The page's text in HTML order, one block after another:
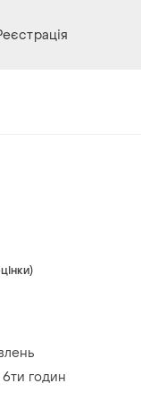
годин